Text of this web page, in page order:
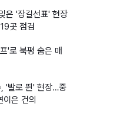
은 '장길선표' 현장
곳 점검
'로 북평 숨은 매
, '발로 뛴' 현장…중
은 건의